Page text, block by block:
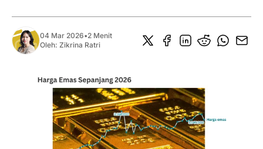
04 Mar 2026•2 Menit
Oleh: Zikrina Ratri